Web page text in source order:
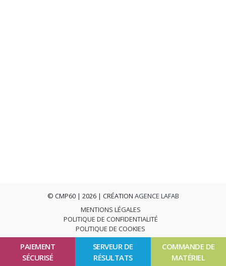
PAIEMENT
SÉCURISÉ
SERVEUR DE
RÉSULTATS
COMMANDE DE
MATÉRIEL
© CMP60 | 2026 | CRÉATION AGENCE LAFAB
MENTIONS LÉGALES
POLITIQUE DE CONFIDENTIALITÉ
POLITIQUE DE COOKIES